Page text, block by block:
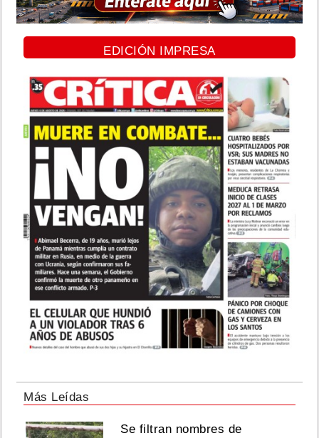
EDICIÓN IMPRESA
Más Leídas
Se filtran nombres de